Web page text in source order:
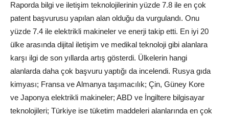
Raporda bilgi ve iletişim teknolojilerinin yüzde 7.8 ile en çok
patent başvurusu yapılan alan olduğu da vurgulandı. Onu
yüzde 7.4 ile elektrikli makineler ve enerji takip etti. En iyi 20
ülke arasında dijital iletişim ve medikal teknoloji gibi alanlara
karşı ilgi de son yıllarda artış gösterdi. Ülkelerin hangi
alanlarda daha çok başvuru yaptığı da incelendi. Rusya gıda
kimyası; Fransa ve Almanya taşımacılık; Çin, Güney Kore
ve Japonya elektrikli makineler; ABD ve İngiltere bilgisayar
teknolojileri; Türkiye ise tüketim maddeleri alanlarında en çok